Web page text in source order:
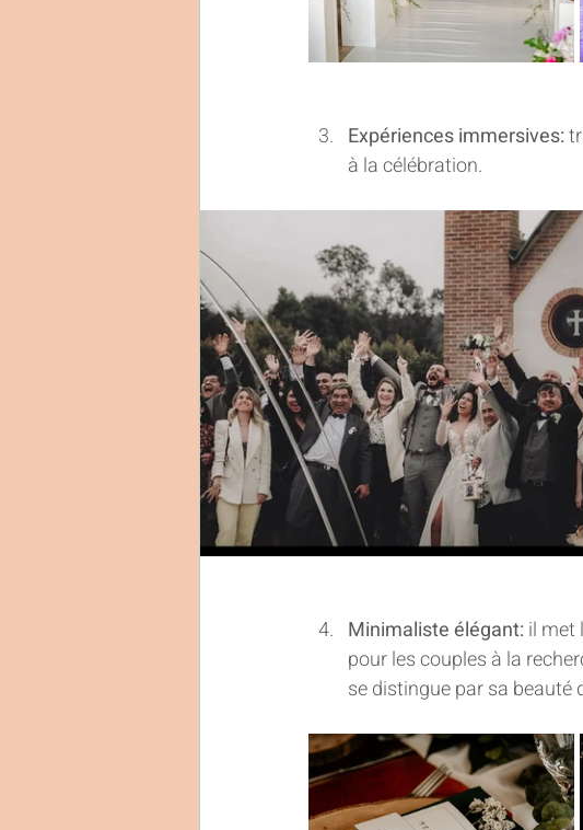
Expériences immersives:
à la célébration.
Minimaliste élégant: il met
pour les couples à la
se distingue par sa beauté